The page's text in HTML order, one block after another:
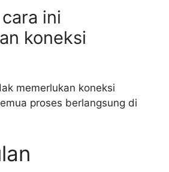
ini
koneksi
memerlukan koneksi
proses berlangsung di